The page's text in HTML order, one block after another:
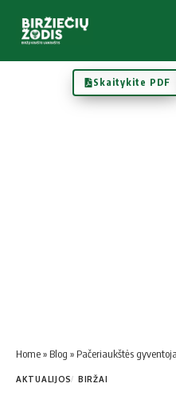
Skaitykite PDF
Home» Blog » Pačeriaukštės
AKTUALIJOS BIRŽAI